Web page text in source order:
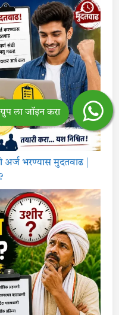
भरण्यास मुदतवाढ |